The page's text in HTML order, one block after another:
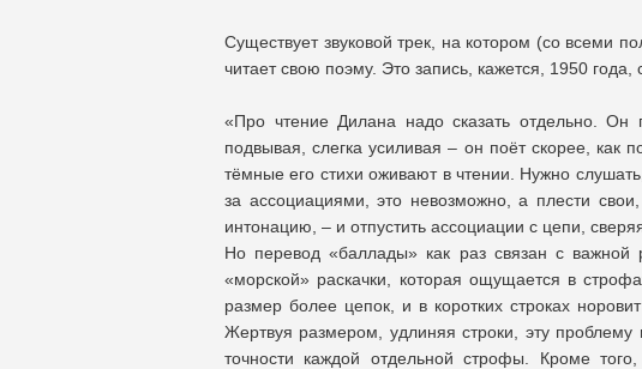
Существует звуковой трек, на котором (со
читает свою поэму. Это запись, кажется, 1950 года,
«Про чтение Дилана надо сказать отдельно. Он
подвывая, слегка усиливая – он поёт скорее,
тёмные его стихи оживают в чтении. Нужно
за ассоциациями, это невозможно, а плести
интонацию, – и отпустить ассоциации с цепи,
Но перевод «баллады» как раз связан с важной
«морской» раскачки, которая ощущается в
размер более цепок, и в коротких строках
Жертвуя размером, удлиняя строки, эту
точности каждой отдельной строфы. Кроме